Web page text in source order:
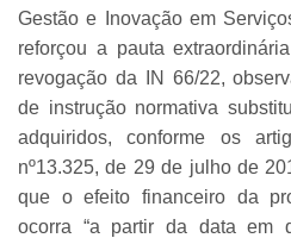
Gestão e Inovação em
reforçou a pauta
revogação da IN 66/22,
de instrução normativa
adquiridos, conforme os
nº13.325, de 29 de julho de
que o efeito financeiro da
ocorra “a partir da data em